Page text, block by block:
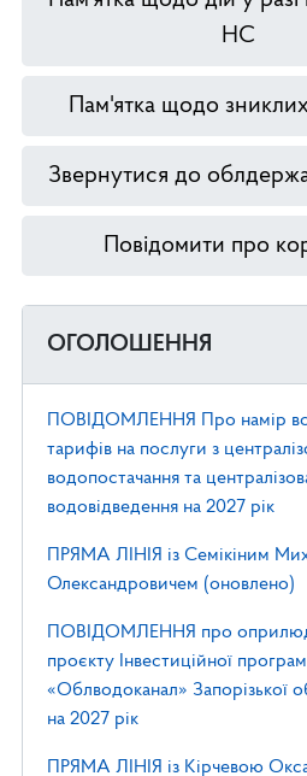
НС
Пам'ятка щодо зниклих
Звернутися до
Повідомити про
ОГОЛОШЕННЯ
ПОВІДОМЛЕННЯ Про намір
тарифів на послуги з
водопостачання та
водовідведення на 2027 рік
ПРЯМА ЛІНІЯ із Семікіним
Олександровичем (оновлено)
ПОВІДОМЛЕННЯ про
проєкту Інвестиційної
«Облводоканал» Запорізької
на 2027 рік
ПРЯМА ЛІНІЯ із Кірчевою